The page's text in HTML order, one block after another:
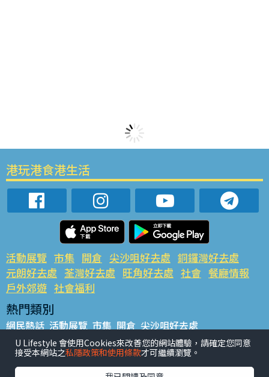
港玩港食港生活
活動展覽 市集 開倉 尖沙咀好去處 銅鑼灣好去處
元朗好去處 荃灣好去處 旺角好去處 社會 餐廳情報
戶外郊遊 社會福利
熱門類別
網民熱話 活動展覽 市集 開倉 尖沙咀好去處
銅鑼灣好去處 元朗好去處 荃灣好去處 旺角好去處 社會
餐廳情報 戶外郊遊
U Lifestyle 會使用Cookies來改善您的網站體驗，請確定您同意
接受本網站之私隱政策和使用條款才可繼續瀏覽。